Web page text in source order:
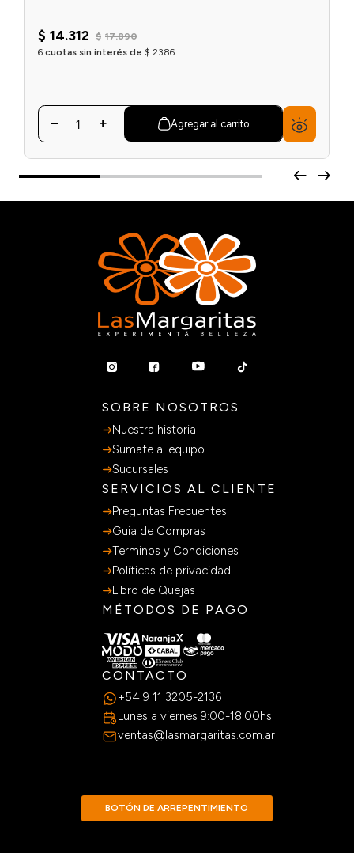
$ 14.312 $ 17.890
6 cuotas sin interés de $ 2386
Agregar al carrito
SOBRE NOSOTROS
Nuestra historia
Sumate al equipo
Sucursales
SERVICIOS AL CLIENTE
Preguntas Frecuentes
Guia de Compras
Terminos y Condiciones
Políticas de privacidad
Libro de Quejas
MÉTODOS DE PAGO
CONTACTO
+54 9 11 3205-2136
Lunes a viernes 9:00-18:00hs
ventas@lasmargaritas.com.ar
BOTÓN DE ARREPENTIMIENTO